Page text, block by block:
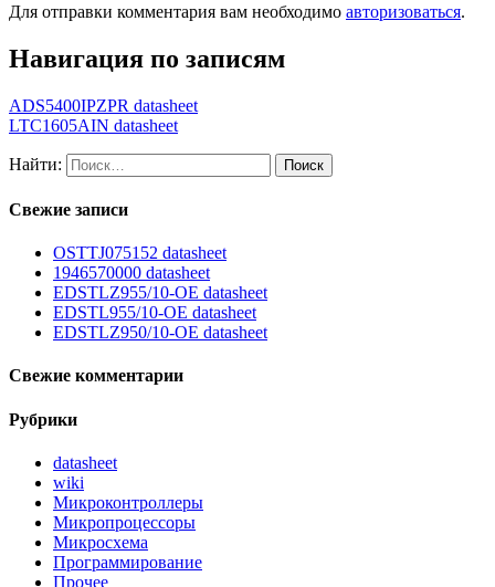
Для отправки комментария вам необходимо авторизоваться.
Навигация по записям
ADS5400IPZPR datasheet
LTC1605AIN datasheet
Найти:
Свежие записи
OSTTJ075152 datasheet
1946570000 datasheet
EDSTLZ955/10-OE datasheet
EDSTL955/10-OE datasheet
EDSTLZ950/10-OE datasheet
Свежие комментарии
Рубрики
datasheet
wiki
Микроконтроллеры
Микропроцессоры
Микросхема
Программирование
Прочее